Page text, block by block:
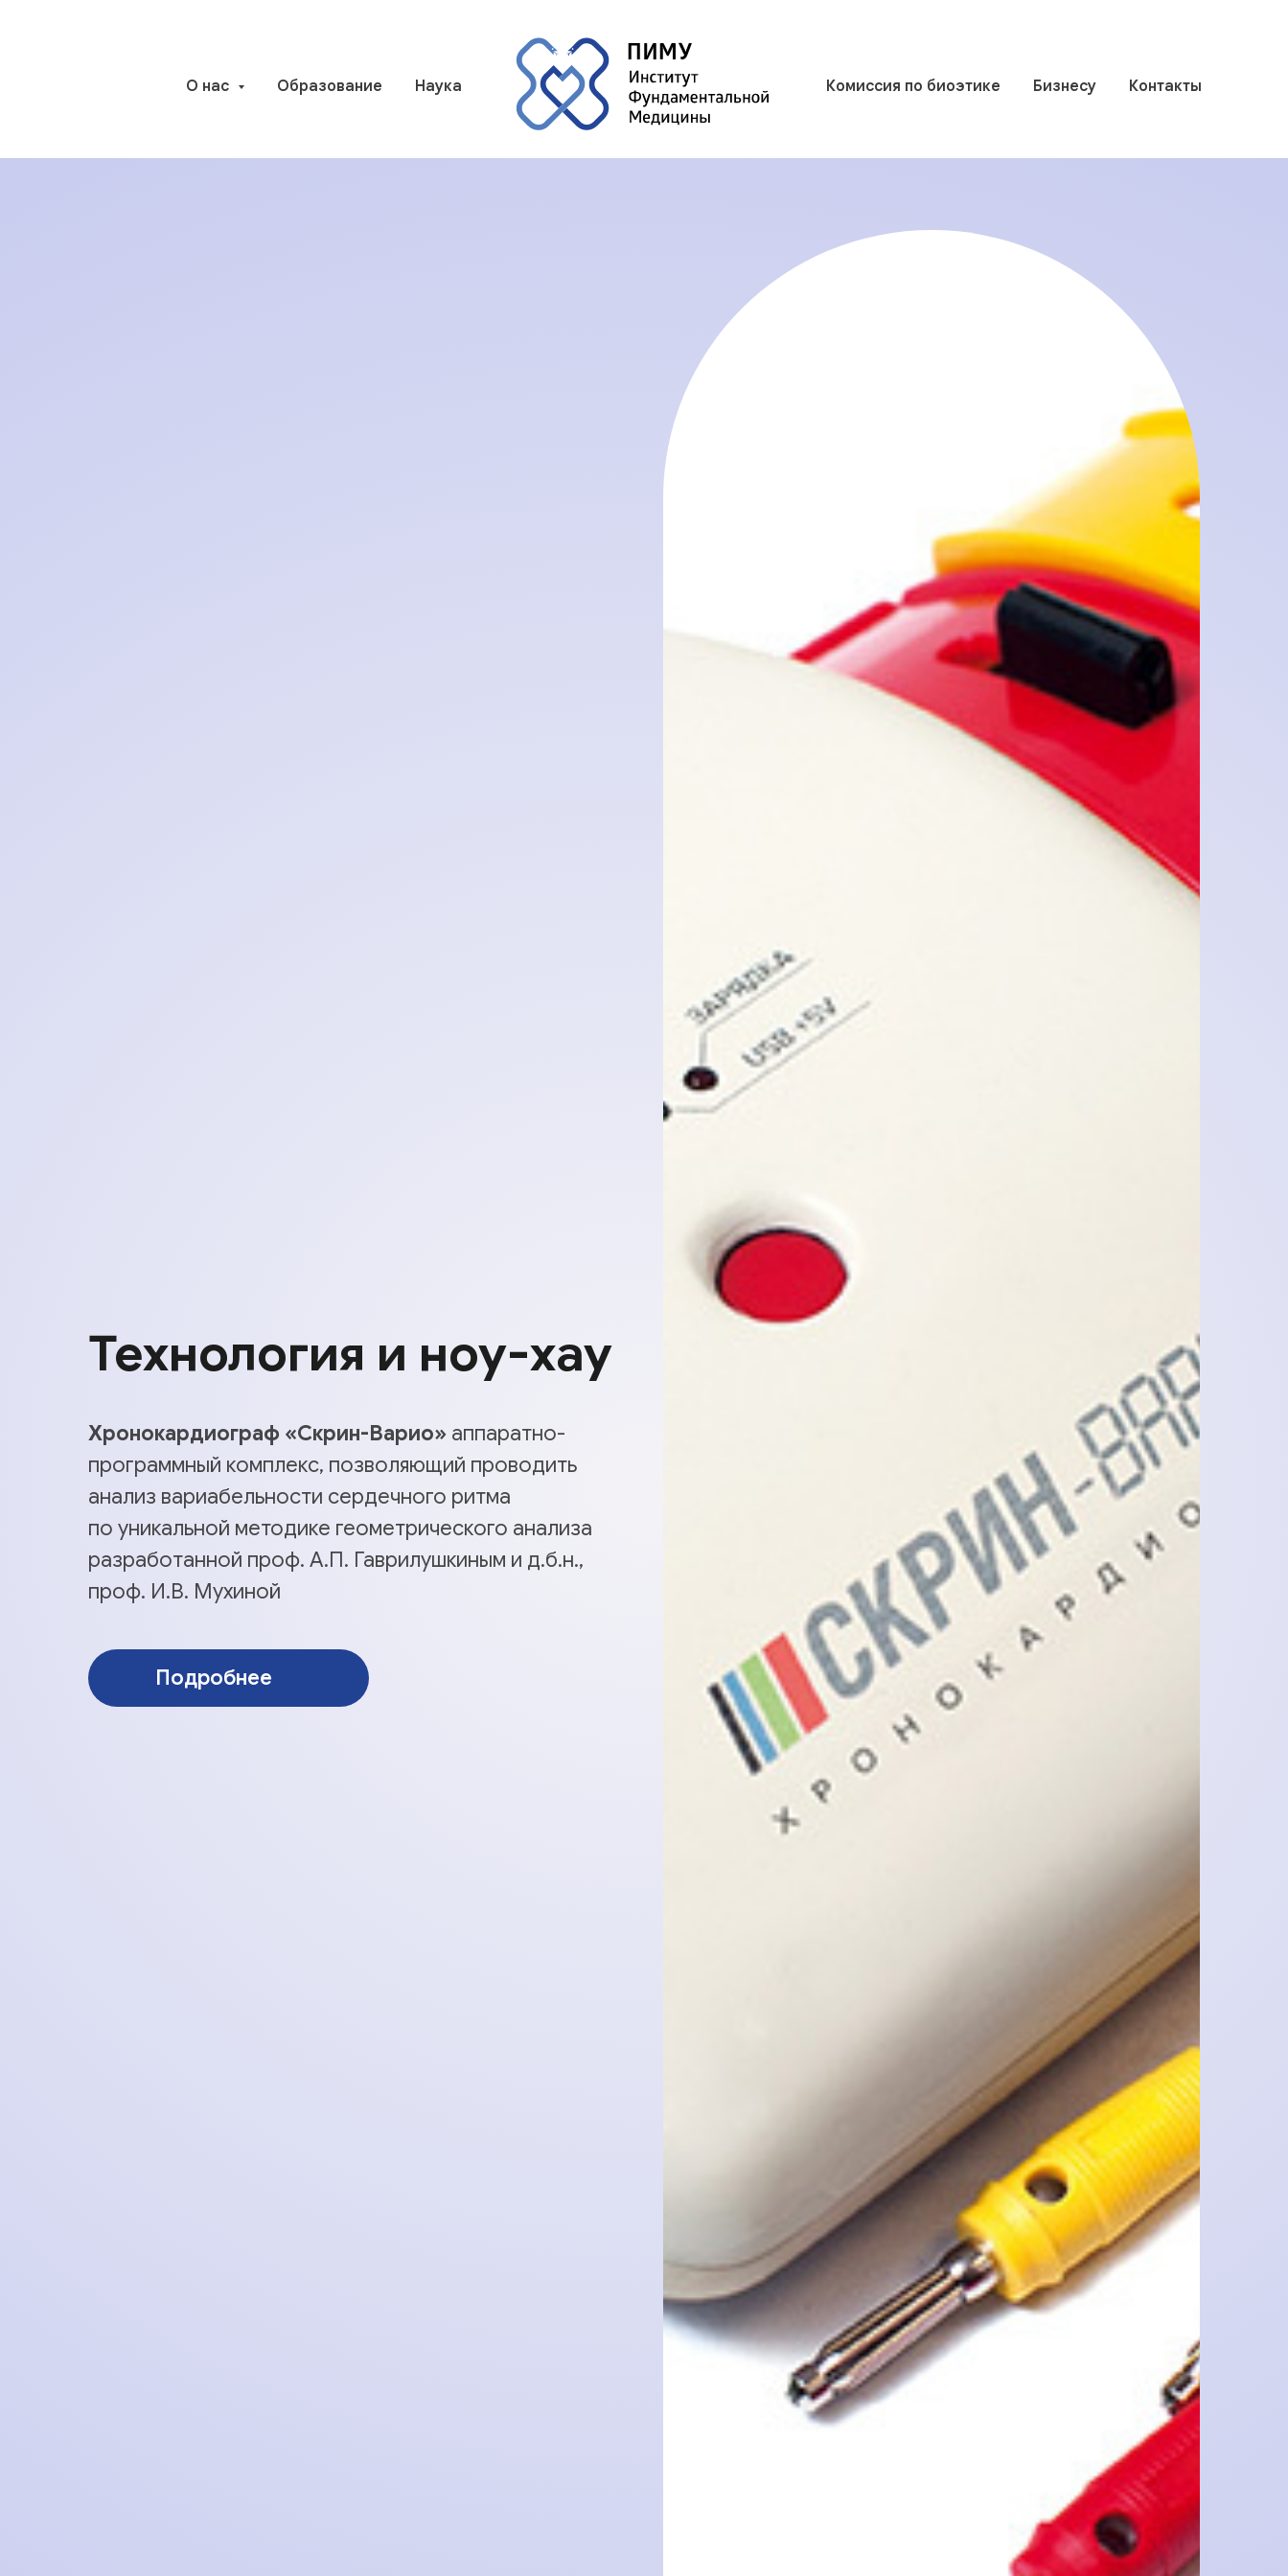
О нас Образование Наука Комиссия по биоэтике Бизнесу Контакты
Технология и ноу-хау
Хронокардиограф «Скрин-Варио» аппаратно-
программный комплекс, позволяющий проводить
анализ вариабельности сердечного ритма
по уникальной методике геометрического анализа
разработанной проф. А.П. Гаврилушкиным и д.б.н.,
проф. И.В. Мухиной
Подробнее